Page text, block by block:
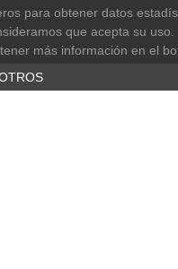
para obtener datos
que acepta su uso.
más información en el